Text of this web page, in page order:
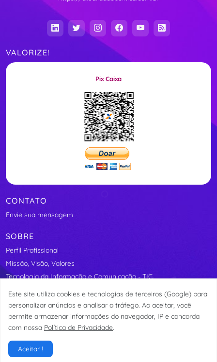
VALORIZE!
Pix Caixa
CONTATO
Envie sua mensagem
SOBRE
Perfil Profissional
Missão, Visão, Valores
Tecnologia da Informação e Comunicação - TIC
Segurança Elétrica
Assosindicos - Associação de Síndicos do Distrito Federal
Este site utiliza cookies e tecnologias de terceiros (Google) para
personalizar anúncios e analisar o tráfego. Ao aceitar, você
permite armazenar informações do navegador, IP e concorda
com nossa Política de Privacidade.
Aceitar !